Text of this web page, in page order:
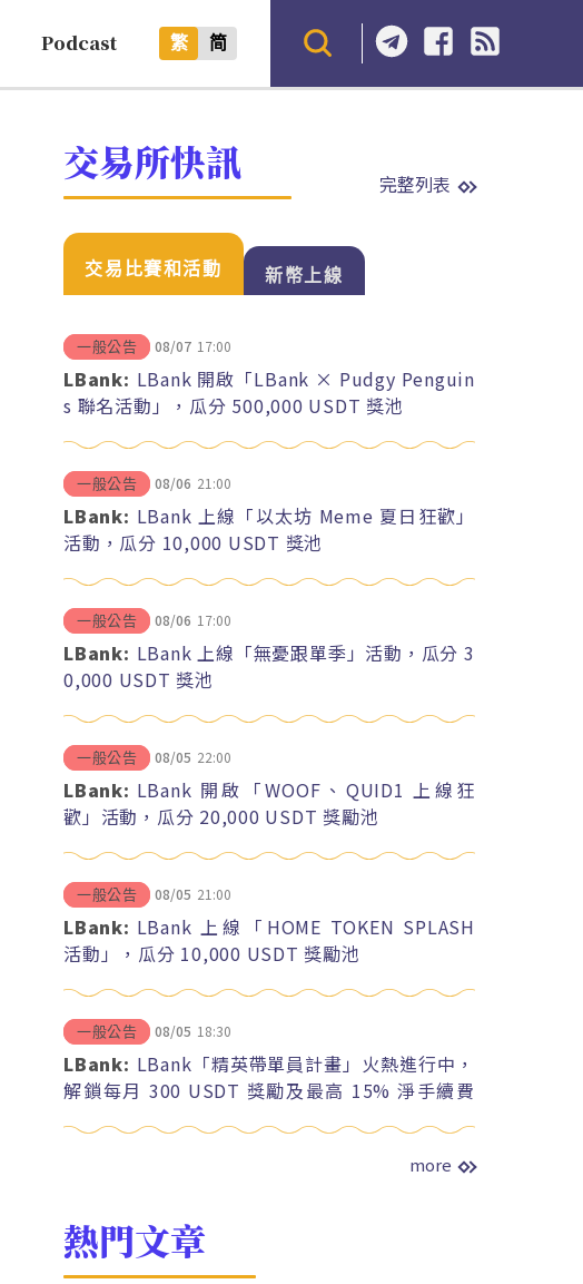
Podcast 繁 简
交易所快訊 完整列表
交易比賽和活動 新幣上線
一般公告 08/07 17:00
LBank: LBank 開啟「LBank × Pudgy Penguin
s 聯名活動」，瓜分 500,000 USDT 獎池
一般公告 08/06 21:00
LBank: LBank 上線「以太坊 Meme 夏日狂歡」
活動，瓜分 10,000 USDT 獎池
一般公告 08/06 17:00
LBank: LBank 上線「無憂跟單季」活動，瓜分 3
0,000 USDT 獎池
一般公告 08/05 22:00
LBank: LBank 開啟「WOOF、QUID1 上線狂
歡」活動，瓜分 20,000 USDT 獎勵池
一般公告 08/05 21:00
LBank: LBank 上線「HOME TOKEN SPLASH
活動」，瓜分 10,000 USDT 獎勵池
一般公告 08/05 18:30
LBank: LBank「精英帶單員計畫」火熱進行中，
解鎖每月 300 USDT 獎勵及最高 15% 淨手續費
more
熱門文章